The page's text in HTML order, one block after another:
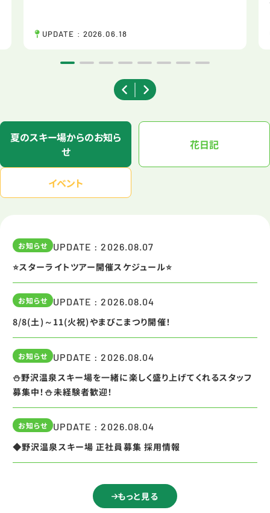
UPDATE : 2026.06.18
夏のスキー場からのお知ら
せ
花日記
イベント
お知らせ UPDATE : 2026.08.07
⭐スターライトツアー開催スケジュール⭐
お知らせ UPDATE : 2026.08.04
8/8(土)～11(火祝)やまびこまつり開催！
お知らせ UPDATE : 2026.08.04
⛄野沢温泉スキー場を一緒に楽しく盛り上げてくれるスタッフ
募集中！⛄未経験者歓迎！
お知らせ UPDATE : 2026.08.04
◆野沢温泉スキー場 正社員募集 採用情報
もっと見る